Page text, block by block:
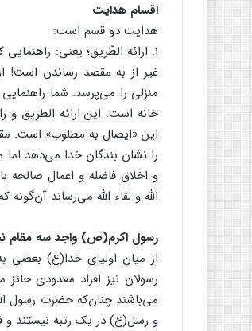
اقسام هدایت
هدایت دو قسم است:
غیر از به مقصد رساندن است!
منزلی را می‌پرسد. شما
خانه است. این ارائه الطریق و
این «ایصال به مطلوب» است.
را نشان بندگان خدا می‌دهد
و اخلاق فاضله و اعمال
الله و لقاء الله می‌رساند
رسول اکرم(ص) واجد سه مقام
از میان اولیای خدا(ع) بعضی
رسولان نیز افراد معدودی
می‌باشند چنان‌که حضرت رسول
و رسل(ع) در یک رتبه نیستند و